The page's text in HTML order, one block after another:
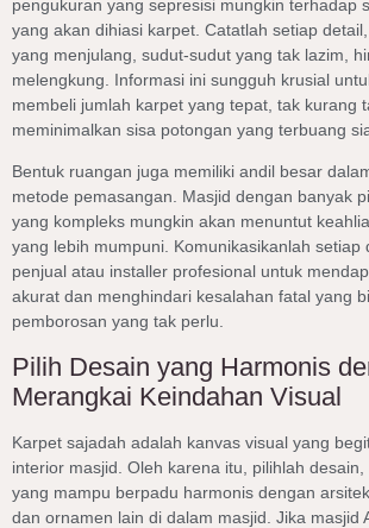
pengukuran yang sepresisi mungkin terhadap
yang akan dihiasi karpet. Catatlah setiap
yang menjulang, sudut-sudut yang tak lazim,
melengkung. Informasi ini sungguh krusial
membeli jumlah karpet yang tepat, tak kurang
meminimalkan sisa potongan yang terbuang
Bentuk ruangan juga memiliki andil besar
metode pemasangan. Masjid dengan banyak
yang kompleks mungkin akan menuntut
yang lebih mumpuni. Komunikasikanlah setiap
penjual atau installer profesional untuk
akurat dan menghindari kesalahan fatal yang
pemborosan yang tak perlu.
Pilih Desain yang Harmonis
Merangkai Keindahan Visual
Karpet sajadah adalah kanvas visual yang
interior masjid. Oleh karena itu, pilihlah
yang mampu berpadu harmonis dengan
dan ornamen lain di dalam masjid. Jika masjid